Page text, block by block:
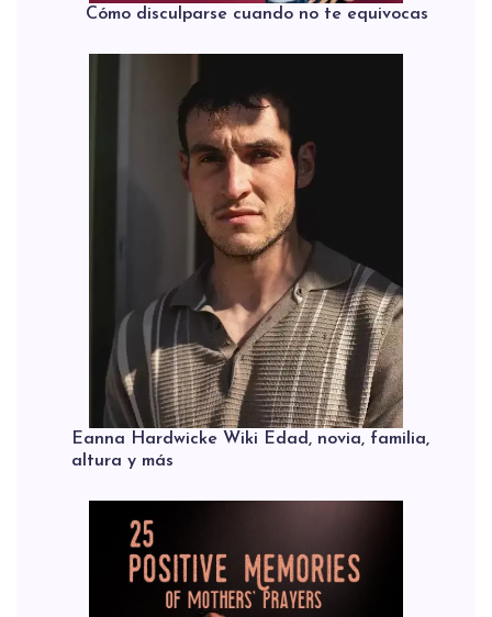
Cómo disculparse cuando no te equivocas
Eanna Hardwicke Wiki Edad, novia, familia,
altura y más